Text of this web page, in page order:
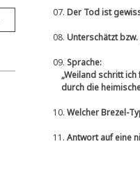
07. Der Tod ist
08. Unterschätzt
09. Sprache:
„Weiland schritt ich
durch die
10. Welcher Brezel-
11. Antwort auf eine